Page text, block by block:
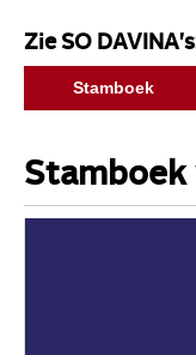
Zie SO
Stamboek
Stamboek